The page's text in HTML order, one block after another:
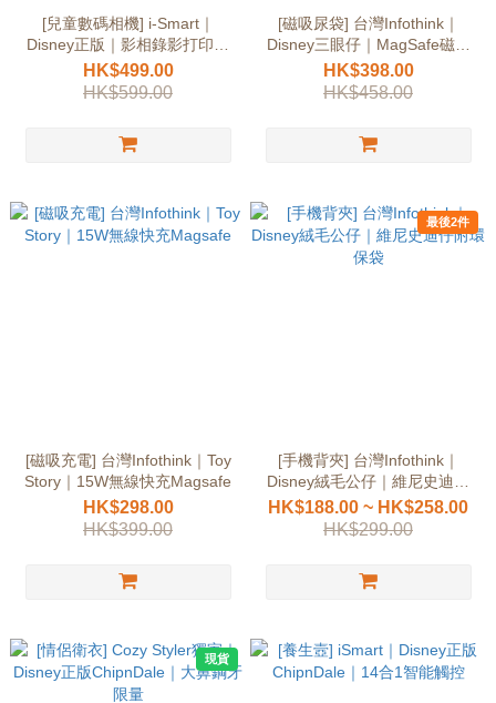
[兒童數碼相機] i-Smart｜
Disney正版｜影相錄影打印相
片多角色
HK$499.00
HK$599.00
[磁吸尿袋] 台灣Infothink｜
Disney三眼仔｜MagSafe磁吸
摺疊支架
HK$398.00
HK$458.00
[磁吸充電] 台灣Infothink｜Toy
Story｜15W無線快充Magsafe
HK$298.00
HK$399.00
最後2件
[手機背夾] 台灣Infothink｜
Disney絨毛公仔｜維尼史迪仔
附環保袋
HK$188.00 ~ HK$258.00
HK$299.00
現貨